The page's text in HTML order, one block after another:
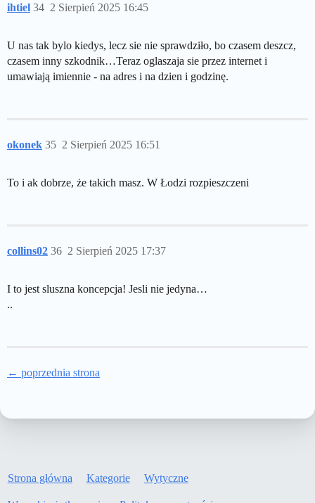
ihtiel 2 Sierpień 2025 16:45
34
U nas tak bylo kiedys, lecz sie nie sprawdziło, bo czasem deszcz,
czasem inny szkodnik…Teraz oglaszaja sie przez internet i
umawiają imiennie - na adres i na dzien i godzinę.
okonek 2 Sierpień 2025 16:51
35
To i ak dobrze, że takich masz. W Łodzi rozpieszczeni
collins02 2 Sierpień 2025 17:37
36
I to jest sluszna koncepcja! Jesli nie jedyna…
..
← poprzednia strona
Strona główna Kategorie Wytyczne